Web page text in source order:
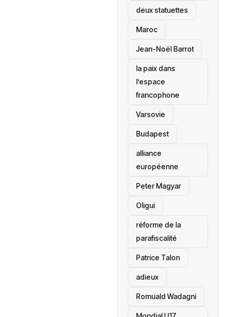
deux statuettes
Maroc
Jean-Noël Barrot
la paix dans
l’espace
francophone
‎Varsovie
Budapest
alliance
européenne
Peter Magyar
Oligui
réforme de la
parafiscalité
Patrice Talon
adieux
Romuald Wadagni